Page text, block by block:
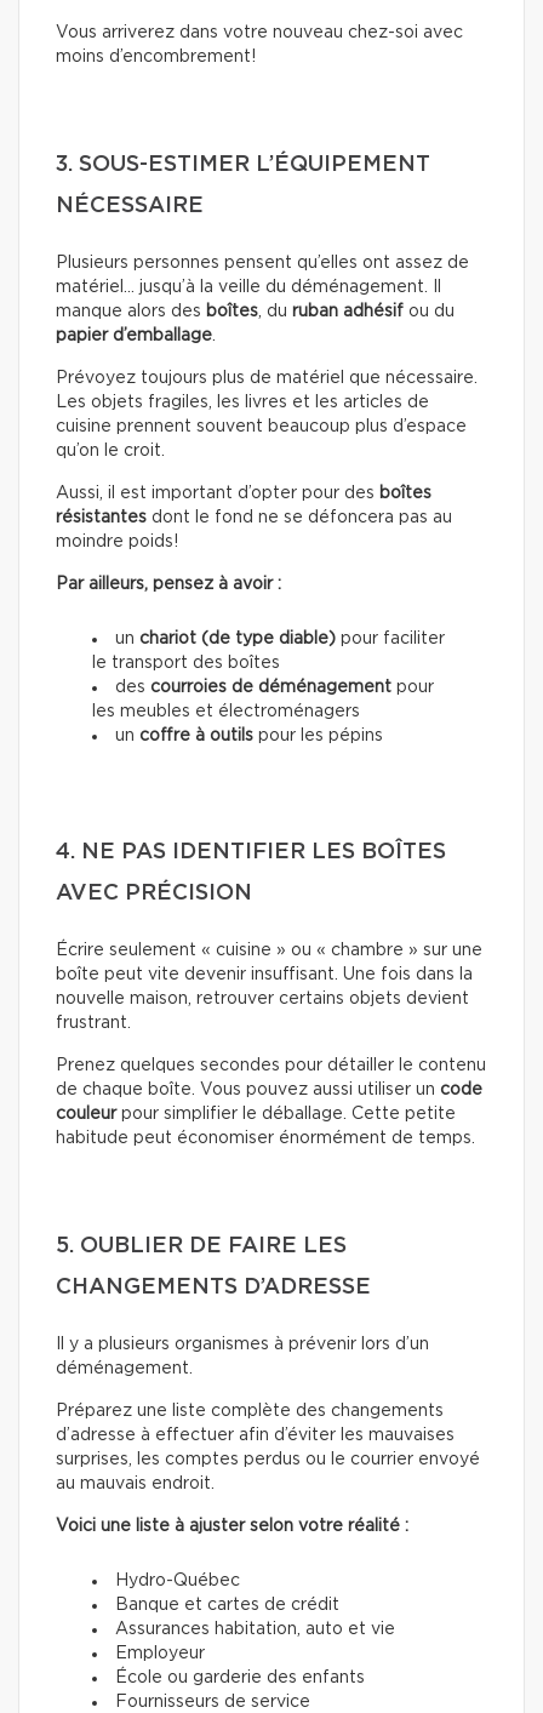
Vous arriverez dans votre nouveau chez-soi avec
moins d’encombrement!
3. SOUS-ESTIMER L’ÉQUIPEMENT
NÉCESSAIRE
Plusieurs personnes pensent qu’elles ont assez de
matériel… jusqu’à la veille du déménagement. Il
manque alors des boîtes, du ruban adhésif ou du
papier d’emballage.
Prévoyez toujours plus de matériel que nécessaire.
Les objets fragiles, les livres et les articles de
cuisine prennent souvent beaucoup plus d’espace
qu’on le croit.
Aussi, il est important d’opter pour des boîtes
résistantes dont le fond ne se défoncera pas au
moindre poids!
Par ailleurs, pensez à avoir :
un chariot (de type diable) pour faciliter
le transport des boîtes
des courroies de déménagement pour
les meubles et électroménagers
un coffre à outils pour les pépins
4. NE PAS IDENTIFIER LES BOÎTES
AVEC PRÉCISION
Écrire seulement « cuisine » ou « chambre » sur une
boîte peut vite devenir insuffisant. Une fois dans la
nouvelle maison, retrouver certains objets devient
frustrant.
Prenez quelques secondes pour détailler le contenu
de chaque boîte. Vous pouvez aussi utiliser un code
couleurpour simplifier le déballage. Cette petite
habitude peut économiser énormément de temps.
5. OUBLIER DE FAIRE LES
CHANGEMENTS D’ADRESSE
Il y a plusieurs organismes à prévenir lors d’un
déménagement.
Préparez une liste complète des changements
d’adresse à effectuer afin d’éviter les mauvaises
surprises, les comptes perdus ou le courrier envoyé
au mauvais endroit.
Voici une liste à ajuster selon votre réalité :
Hydro-Québec
Banque et cartes de crédit
Assurances habitation, auto et vie
Employeur
École ou garderie des enfants
Fournisseurs de service